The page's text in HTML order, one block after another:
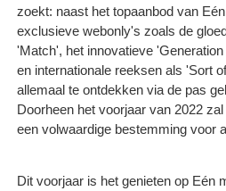
zoekt: naast het topaanbod van
exclusieve webonly's zoals de
'Match', het innovatieve
en internationale reeksen als 'Sort
allemaal te ontdekken via de pas
Doorheen het voorjaar van 2022
een volwaardige bestemming voor
Dit voorjaar is het genieten op Eén